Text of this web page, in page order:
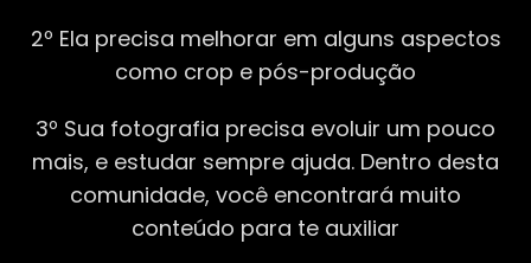
2º Ela precisa melhorar em alguns aspectos
como crop e pós-produção
3º Sua fotografia precisa evoluir um pouco
mais, e estudar sempre ajuda. Dentro desta
comunidade, você encontrará muito
conteúdo para te auxiliar